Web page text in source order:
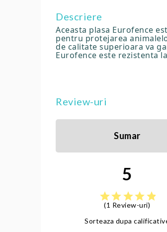
Descriere
Aceasta plasa Eurofence
pentru protejarea
de calitate superioara va
Eurofence este rezistenta
Review-uri
Sumar
5
starstarstarstarstar
(1 Review-uri)
Sorteaza dupa